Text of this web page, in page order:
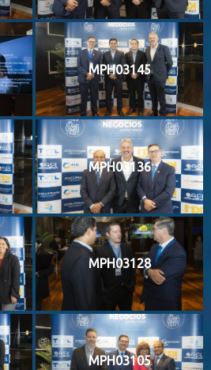
MPH03145
MPH03136
MPH03128
MPH03105